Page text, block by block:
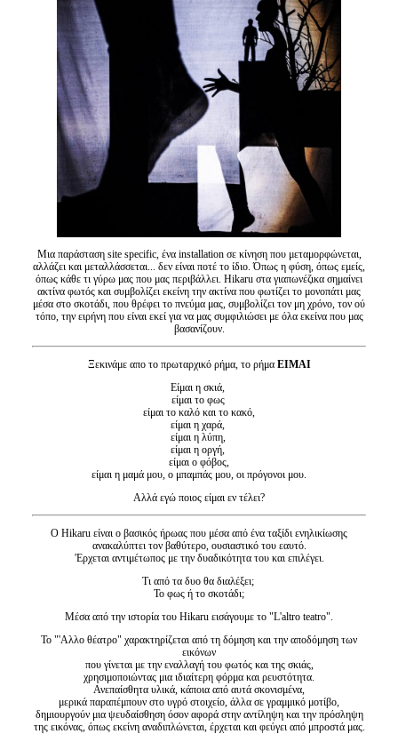
Μια παράσταση site specific, ένα installation σε κίνηση που μεταμορφώνεται,
αλλάζει και μεταλλάσσεται... δεν είναι ποτέ το ίδιο. Όπως η φύση, όπως εμείς,
όπως κάθε τι γύρω μας που μας περιβάλλει. Hikaru στα γιαπωνέζικα σημαίνει
ακτίνα φωτός και συμβολίζει εκείνη την ακτίνα που φωτίζει το μονοπάτι μας
μέσα στο σκοτάδι, που θρέφει το πνεύμα μας, συμβολίζει τον μη χρόνο, τον ού
τόπο, την ειρήνη που είναι εκεί για να μας συμφιλιώσει με όλα εκείνα που μας
βασανίζουν.
Ξεκινάμε απο το πρωταρχικό ρήμα, το ρήμα ΕΙΜΑΙ
Είμαι η σκιά,
είμαι το φως
είμαι το καλό και το κακό,
είμαι η χαρά,
είμαι η λύπη,
είμαι η οργή,
είμαι ο φόβος,
είμαι η μαμά μου, ο μπαμπάς μου, οι πρόγονοι μου.
Αλλά εγώ ποιος είμαι εν τέλει?
Ο Hikaru είναι ο βασικός ήρωας που μέσα από ένα ταξίδι ενηλικίωσης
ανακαλύπτει τον βαθύτερο, ουσιαστικό του εαυτό.
'Ερχεται αντιμέτωπος με την δυαδικότητα του και επιλέγει.
Τι από τα δυο θα διαλέξει;
Το φως ή το σκοτάδι;
Μέσα από την ιστορία του Hikaru εισάγουμε το "L'altro teatro".
Το "'Αλλο θέατρο" χαρακτηρίζεται από τη δόμηση και την αποδόμηση των
εικόνων
που γίνεται με την εναλλαγή του φωτός και της σκιάς,
χρησιμοποιώντας μια ιδιαίτερη φόρμα και ρευστότητα.
Ανεπαίσθητα υλικά, κάποια από αυτά σκονισμένα,
μερικά παραπέμπουν στο υγρό στοιχείο, άλλα σε γραμμικό μοτίβο,
δημιουργούν μια ψευδαίσθηση όσον αφορά στην αντίληψη και την πρόσληψη
της εικόνας, όπως εκείνη αναδιπλώνεται, έρχεται και φεύγει από μπροστά μας.